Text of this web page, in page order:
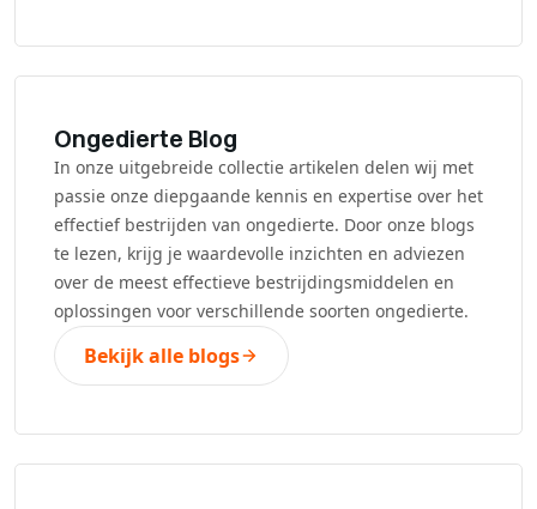
Ongedierte Blog
In onze uitgebreide collectie artikelen delen wij met
passie onze diepgaande kennis en expertise over het
effectief bestrijden van ongedierte. Door onze blogs
te lezen, krijg je waardevolle inzichten en adviezen
over de meest effectieve bestrijdingsmiddelen en
oplossingen voor verschillende soorten ongedierte.
Bekijk alle blogs